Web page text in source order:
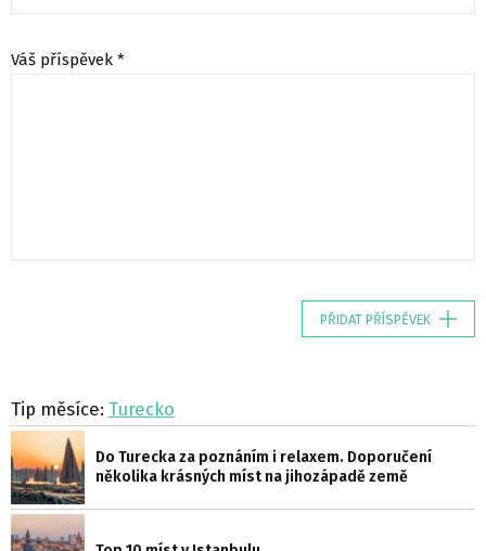
Váš příspěvek *
PŘIDAT PŘÍSPĚVEK
Tip měsíce: Turecko
Do Turecka za poznáním i relaxem. Doporučení
několika krásných míst na jihozápadě země